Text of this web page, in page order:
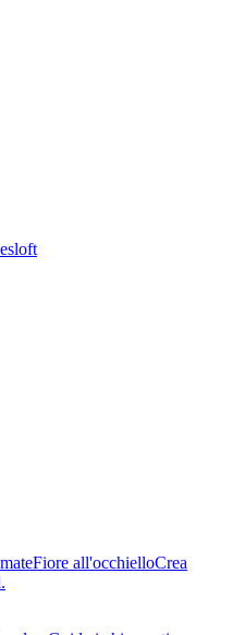
Fiore all'occhielloCrea